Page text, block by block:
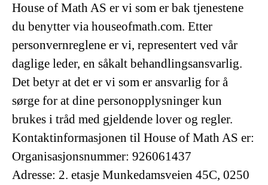
House of Math AS er vi som er bak tjenestene
du benytter via houseofmath.com. Etter
personvernreglene er vi, representert ved vår
daglige leder, en såkalt behandlingsansvarlig.
Det betyr at det er vi som er ansvarlig for å
sørge for at dine personopplysninger kun
brukes i tråd med gjeldende lover og regler.
Kontaktinformasjonen til House of Math AS er:
Organisasjonsnummer: 926061437
Adresse: 2. etasje Munkedamsveien 45C, 0250